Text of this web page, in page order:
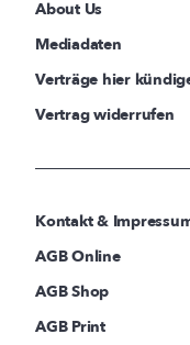
About Us
Mediadaten
Verträge hier
Vertrag widerrufen
Kontakt &
AGB Online
AGB Shop
AGB Print